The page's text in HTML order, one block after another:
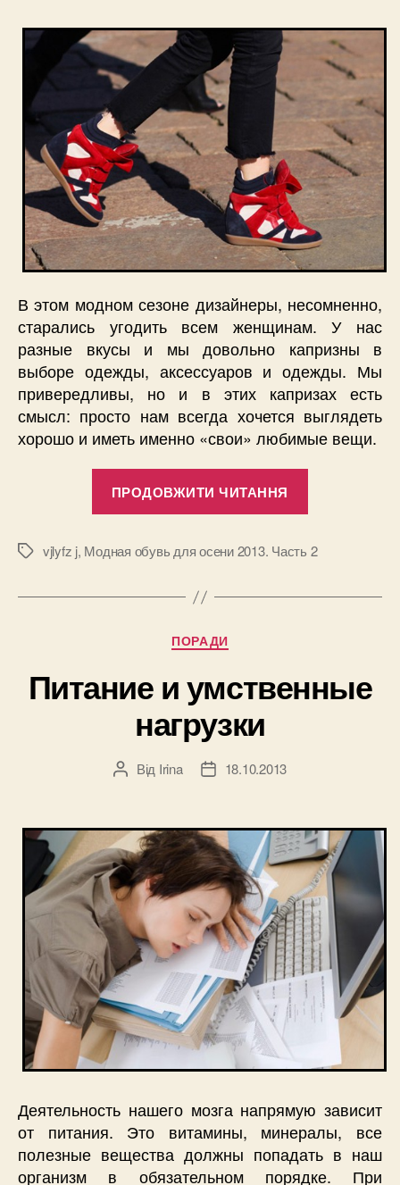
В этом модном сезоне дизайнеры, несомненно,
старались угодить всем женщинам. У нас
разные вкусы и мы довольно капризны в
выборе одежды, аксессуаров и одежды. Мы
привередливы, но и в этих капризах есть
смысл: просто нам всегда хочется выглядеть
хорошо и иметь именно «свои» любимые вещи.
ПРОДОВЖИТИ ЧИТАННЯ
осени
Часть
Позначки
vjlyfz j, Модная обувь для осени 2013. Часть 2
Категорії
ПОРАДИ
Питание и умственные
нагрузки
Автор
Від Irina
Дата18.10.2013
Деятельность нашего мозга напрямую зависит
от питания. Это витамины, минералы, все
полезные вещества должны попадать в наш
организм в обязательном порядке. При